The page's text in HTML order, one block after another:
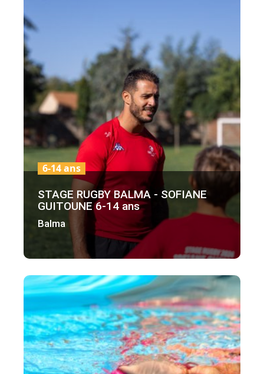
STAGE RUGBY BALMA - SOFIANE
GUITOUNE 6-14 ans
Balma
6-14 ans